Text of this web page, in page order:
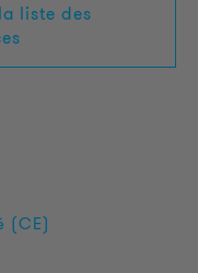
liste des
(CE)